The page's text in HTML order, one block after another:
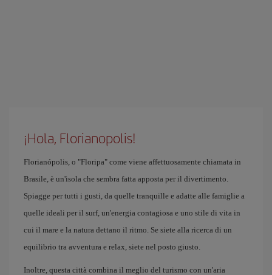
¡Hola, Florianopolis!
Florianópolis, o "Floripa" come viene affettuosamente chiamata in
Brasile, è un'isola che sembra fatta apposta per il divertimento.
Spiagge per tutti i gusti, da quelle tranquille e adatte alle famiglie a
quelle ideali per il surf, un'energia contagiosa e uno stile di vita in
cui il mare e la natura dettano il ritmo. Se siete alla ricerca di un
equilibrio tra avventura e relax, siete nel posto giusto.
Inoltre, questa città combina il meglio del turismo con un'aria